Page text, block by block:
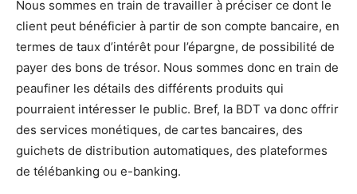
Nous sommes en train de travailler à préciser ce dont le
client peut bénéficier à partir de son compte bancaire, en
termes de taux d’intérêt pour l’épargne, de possibilité de
payer des bons de trésor. Nous sommes donc en train de
peaufiner les détails des différents produits qui
pourraient intéresser le public. Bref, la BDT va donc offrir
des services monétiques, de cartes bancaires, des
guichets de distribution automatiques, des plateformes
de télébanking ou e-banking.